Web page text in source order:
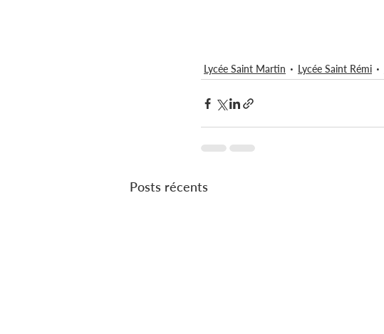
Lycée Saint Martin Lycée Saint Rémi
Posts récents